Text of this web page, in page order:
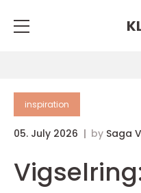
inspiration
05. July 2026 by Saga